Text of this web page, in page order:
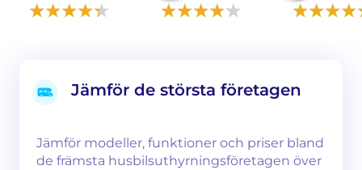
Jämför de största företagen
Jämför modeller, funktioner och priser bland
de främsta husbilsuthyrningsföretagen över